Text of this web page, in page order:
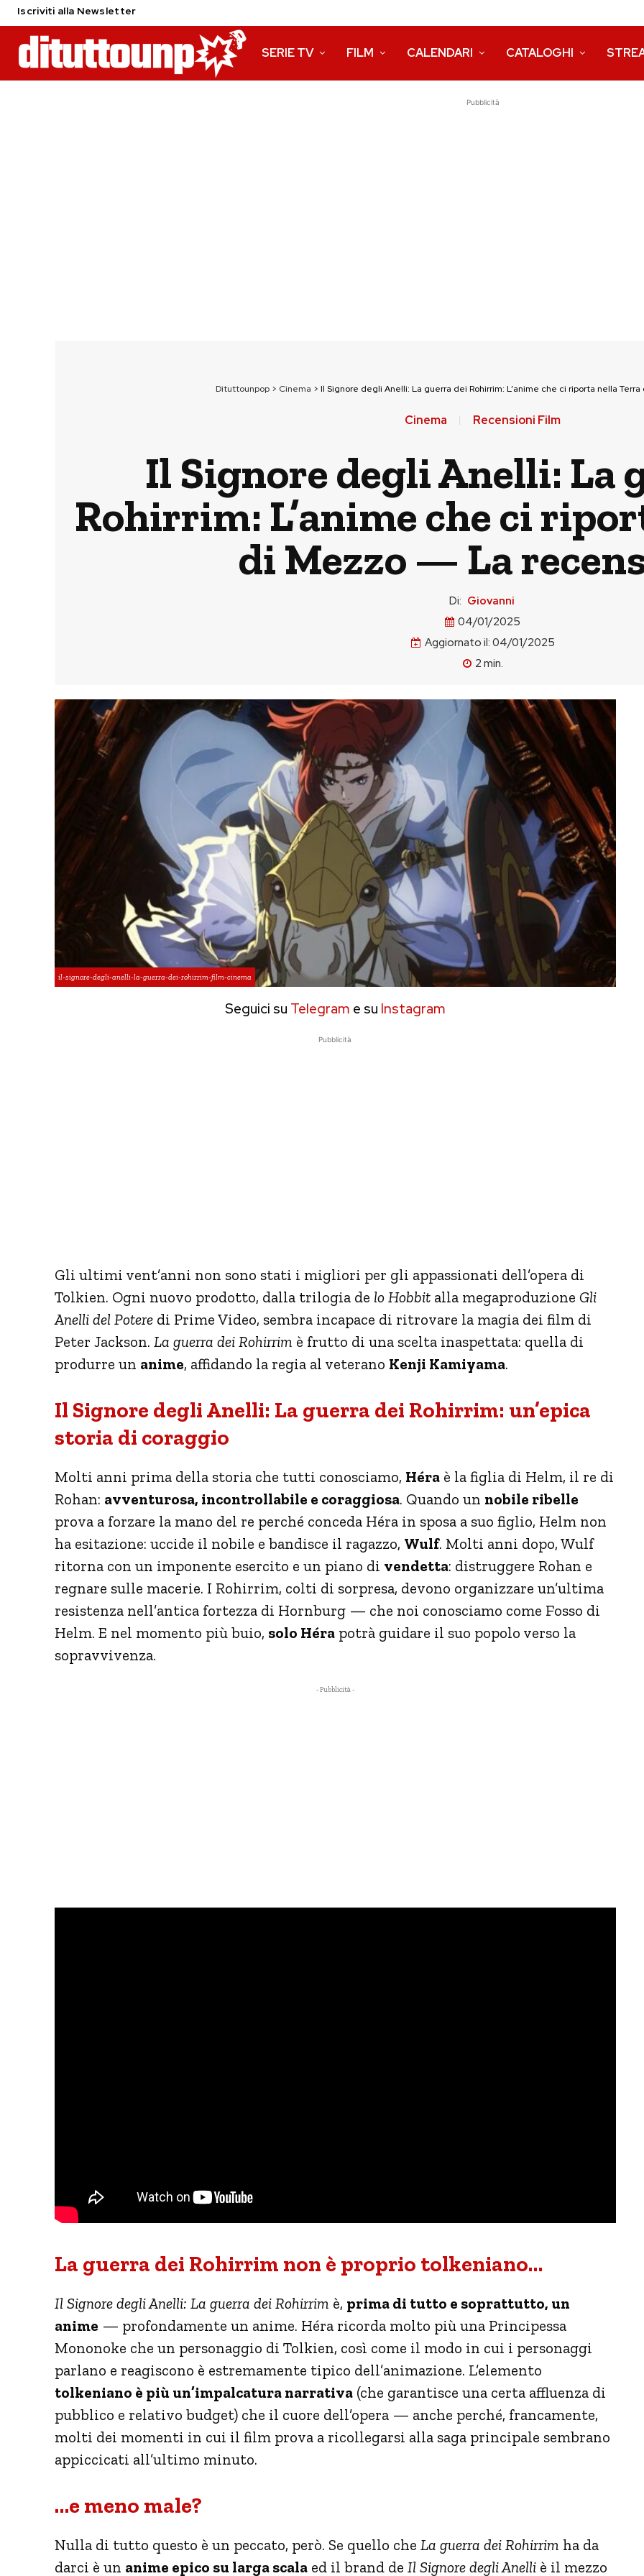
Iscriviti alla Newsletter
SERIE TV FILM CALENDARI CATALOGHI
Pubblicità
Dituttounpop > Cinema > Il Signore degli Anelli: La guerra dei Rohirrim: L’anime che ci riporta nella
Cinema Recensioni Film
Il Signore degli Anelli: La
Rohirrim: L’anime che ci
di Mezzo — La
Di: Giovanni
04/01/2025
Aggiornato il: 04/01/2025
2 min.
il-signore-degli-anelli-la-guerra-dei-rohirrim-film-cinema
Seguici su Telegram e su Instagram
Pubblicità
Gli ultimi vent’anni non sono stati i migliori per gli appassionati dell’opera di
Tolkien. Ogni nuovo prodotto, dalla trilogia de lo Hobbit alla megaproduzione Gli
Anelli del Potere di Prime Video, sembra incapace di ritrovare la magia dei film di
Peter Jackson. La guerra dei Rohirrim è frutto di una scelta inaspettata: quella di
produrre un anime, affidando la regia al veterano Kenji Kamiyama.
Il Signore degli Anelli: La guerra dei Rohirrim: un’epica
storia di coraggio
Molti anni prima della storia che tutti conosciamo, Héra è la figlia di Helm, il re di
Rohan: avventurosa, incontrollabile e coraggiosa. Quando un nobile ribelle
prova a forzare la mano del re perché conceda Héra in sposa a suo figlio, Helm non
ha esitazione: uccide il nobile e bandisce il ragazzo, Wulf. Molti anni dopo, Wulf
ritorna con un imponente esercito e un piano di vendetta: distruggere Rohan e
regnare sulle macerie. I Rohirrim, colti di sorpresa, devono organizzare un’ultima
resistenza nell’antica fortezza di Hornburg — che noi conosciamo come Fosso di
Helm. E nel momento più buio, solo Héra potrà guidare il suo popolo verso la
sopravvivenza.
- Pubblicità -
La guerra dei Rohirrim non è proprio tolkeniano…
Il Signore degli Anelli: La guerra dei Rohirrim è, prima di tutto e soprattutto, un
anime — profondamente un anime. Héra ricorda molto più una Principessa
Mononoke che un personaggio di Tolkien, così come il modo in cui i personaggi
parlano e reagiscono è estremamente tipico dell’animazione. L’elemento
tolkeniano è più un’impalcatura narrativa (che garantisce una certa affluenza di
pubblico e relativo budget) che il cuore dell’opera — anche perché, francamente,
molti dei momenti in cui il film prova a ricollegarsi alla saga principale sembrano
appiccicati all’ultimo minuto.
…e meno male?
Nulla di tutto questo è un peccato, però. Se quello che La guerra dei Rohirrim ha da
darci è un anime epico su larga scala ed il brand de Il Signore degli Anelli è il mezzo